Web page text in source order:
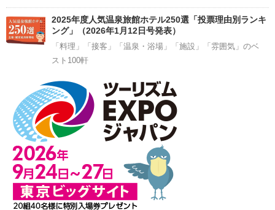
2025年度人気温泉旅館ホテル250選「投票理由別ランキ
ング」（2026年1月12日号発表）
「料理」「接客」「温泉・浴場」「施設」「雰囲気」のベ
スト100軒